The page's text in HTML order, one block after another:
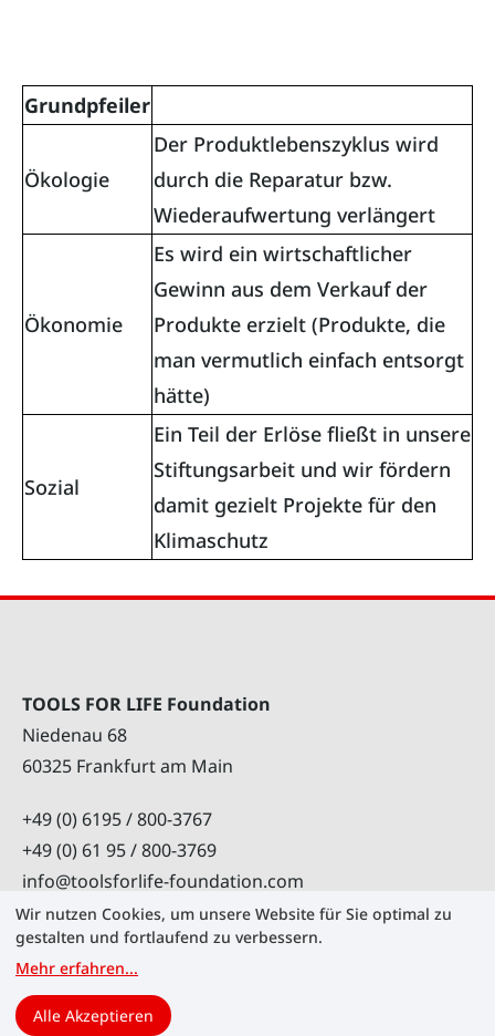
Grundpfeiler
Ökologie
Der Produktlebenszyklus wird
durch die Reparatur bzw.
Wiederaufwertung verlängert
Ökonomie
Es wird ein wirtschaftlicher
Gewinn aus dem Verkauf der
Produkte erzielt (Produkte, die
man vermutlich einfach entsorgt
hätte)
Sozial
Ein Teil der Erlöse fließt in unsere
Stiftungsarbeit und wir fördern
damit gezielt Projekte für den
Klimaschutz
TOOLS FOR LIFE Foundation
Niedenau 68
60325 Frankfurt am Main
+49 (0) 6195 / 800-3767
+49 (0) 61 95 / 800-3769
info@toolsforlife-foundation.com
Cookies verwalten
Impressum
Datenschutz
Wir nutzen Cookies, um unsere Website für Sie optimal zu
gestalten und fortlaufend zu verbessern.
Mehr erfahren...
Alle Akzeptieren